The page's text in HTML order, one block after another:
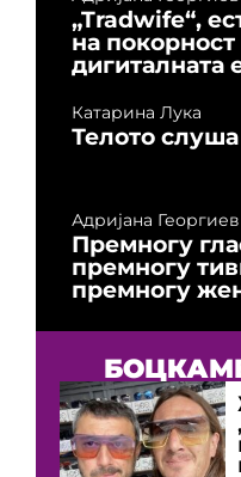
„Tradwife“,
на покорност
дигиталната
Катарина Лука
Телото слуша
Адријана Георгиев
Премногу
премногу
премногу